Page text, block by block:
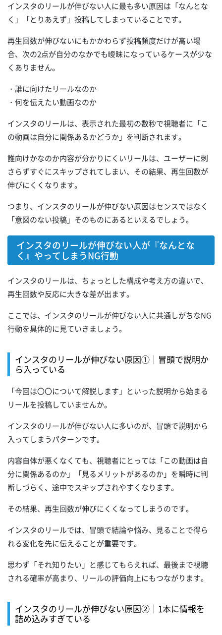
インスタのリールが伸びない人に最も多い原因は「なんとな
く」「とりあえず」投稿してしまっていることです。
再生回数が伸びないにもかかわらず投稿頻度だけが高い場
合、次の2点が自分のなかでも曖昧になっているケースが少な
くありません。
・誰に向けたリールなのか
・何を伝えたい動画なのか
インスタのリールは、表示された最初の数秒で視聴者に「こ
の動画は自分に関係あるかどうか」を判断されます。
誰向けかなのか内容が分かりにくいリールは、ユーザーに刺
さらずすぐにスキップされてしまい、その結果、再生回数が
伸びにくくなります。
つまり、インスタのリールが伸びない原因はセンスではなく
「意図のない投稿」そのものにあるといえるでしょう。
インスタのリールが伸びない人が『なんとな
く』やってしまうNG行動
インスタのリールは、ちょっとした構成や考え方の違いで、
再生回数や反応に大きな差が出ます。
ここでは、インスタのリールが伸びない人に共通しがちなNG
行動を具体的に見ていきましょう。
インスタのリールが伸びない原因①｜冒頭で説明か
ら入っている
「今回は〇〇について解説します」といった説明から始まる
リールを投稿していませんか。
インスタのリールが伸びない人に多いのが、冒頭で説明から
入ってしまうパターンです。
内容自体が悪くなくても、視聴者にとっては「この動画は自
分に関係あるのか」「見るメリットがあるのか」を瞬時に判
断しづらく、途中でスキップされやすくなります。
その結果、再生回数が伸びにくくなってしまうのです。
インスタのリールでは、冒頭で結論や悩み、見ることで得ら
れる変化を先に伝えることが重要です。
思わず「それ知りたい」と感じてもらえれば、最後まで視聴
される確率が高まり、リールの評価向上にもつながります。
インスタのリールが伸びない原因②｜1本に情報を
詰め込みすぎている